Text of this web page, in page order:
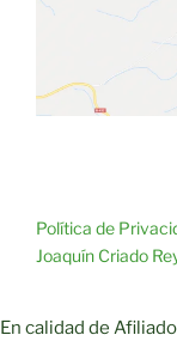
Política de
Joaquín Criado
En calidad de